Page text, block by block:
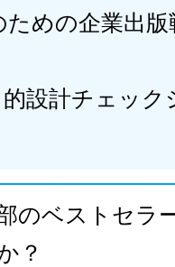
ための企業出
的設計チェック
のベストセラ
？